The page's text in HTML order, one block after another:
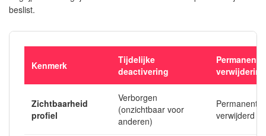
beslist.
Kenmerk
Tijdelijke
deactivering
Permanente
verwijdering
Zichtbaarheid
profiel
Verborgen
(onzichtbaar voor
anderen)
Permanent
verwijderd